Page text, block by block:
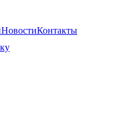
НовостиКонтакты